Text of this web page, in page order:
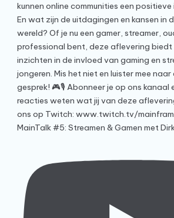
MainTalk #5: Streamen & Gamen met